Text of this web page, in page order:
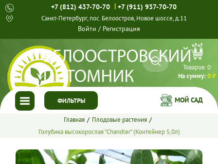
+7 (812) 437-70-70 | +7 (911) 937-70-70
Санкт-Петербург, пос. Белоостров, Новое шоссе, д.11
Войти / Регистрация
Товаров:0
На сумму:0 ₽
ФИЛЬТРЫ
ГЛАВНАЯ
КАТАЛОГ
МОЙ САД
Главная
Плодовые растения
Голубика высокорослая "Chandler" (Контейнер 5,0л)